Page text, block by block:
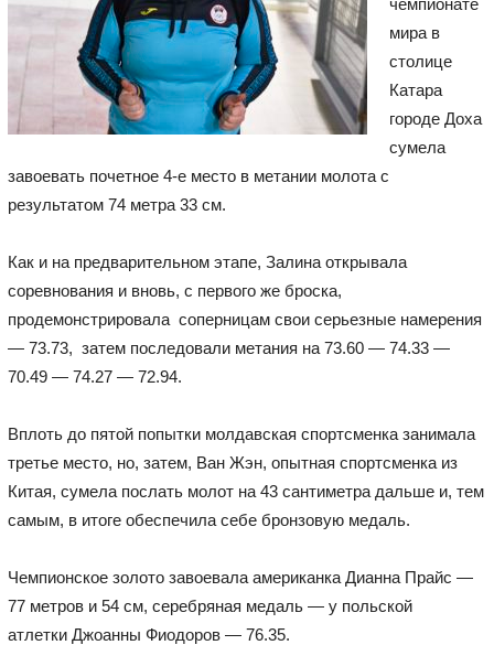
мира в
столице
Катара
городе Доха
сумела
завоевать почетное 4-е место в метании молота с
результатом 74 метра 33 см.
Как и на предварительном этапе, Залина открывала
соревнования и вновь, с первого же броска,
продемонстрировала соперницам свои серьезные намерения
— 73.73, затем последовали метания на 73.60 — 74.33 —
70.49 — 74.27 — 72.94.
Вплоть до пятой попытки молдавская спортсменка занимала
третье место, но, затем, Ван Жэн, опытная спортсменка из
Китая, сумела послать молот на 43 сантиметра дальше и, тем
самым, в итоге обеспечила себе бронзовую медаль.
Чемпионское золото завоевала американка Дианна Прайс —
77 метров и 54 см, серебряная медаль — у польской
атлетки Джоанны Фиодоров — 76.35.